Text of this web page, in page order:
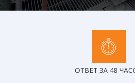
ОТВЕТ ЗА 48